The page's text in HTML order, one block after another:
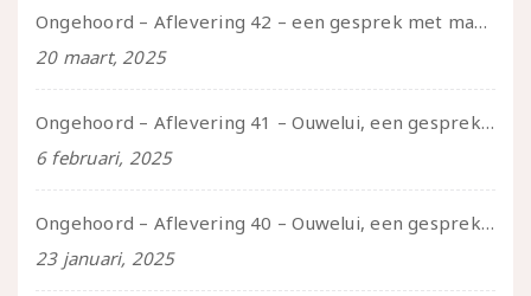
Ongehoord – Aflevering 42 – een gesprek met marijn over seksueel opbloeien, het ouderschap uitvinden en verschillende leeftijden in je mee dragen
20 maart, 2025
Ongehoord – Aflevering 41 – Ouwelui, een gesprek met Marcelle over polyamorie op latere leeftijd, (mantel)zorg voor je partners en seksueel plezier.
6 februari, 2025
Ongehoord – Aflevering 40 – Ouwelui, een gesprek met Sadie Lune over vormende relaties en de geschiedenis van de queer pornobeweging
23 januari, 2025